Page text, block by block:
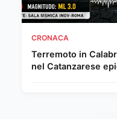
CRONACA
Terremoto in
nel Catanzarese